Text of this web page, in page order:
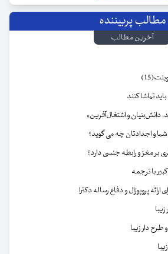
مطالب پربیننده
آخرین مطالب
و اجدادتان چه می گوید؟
بر مغز و رابطه جنسی دارد؟
با ترجمه
پروپوزال و دفاع رساله دکترا
طرح دار زیبا